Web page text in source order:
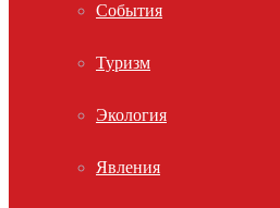
События
Туризм
Экология
Явления